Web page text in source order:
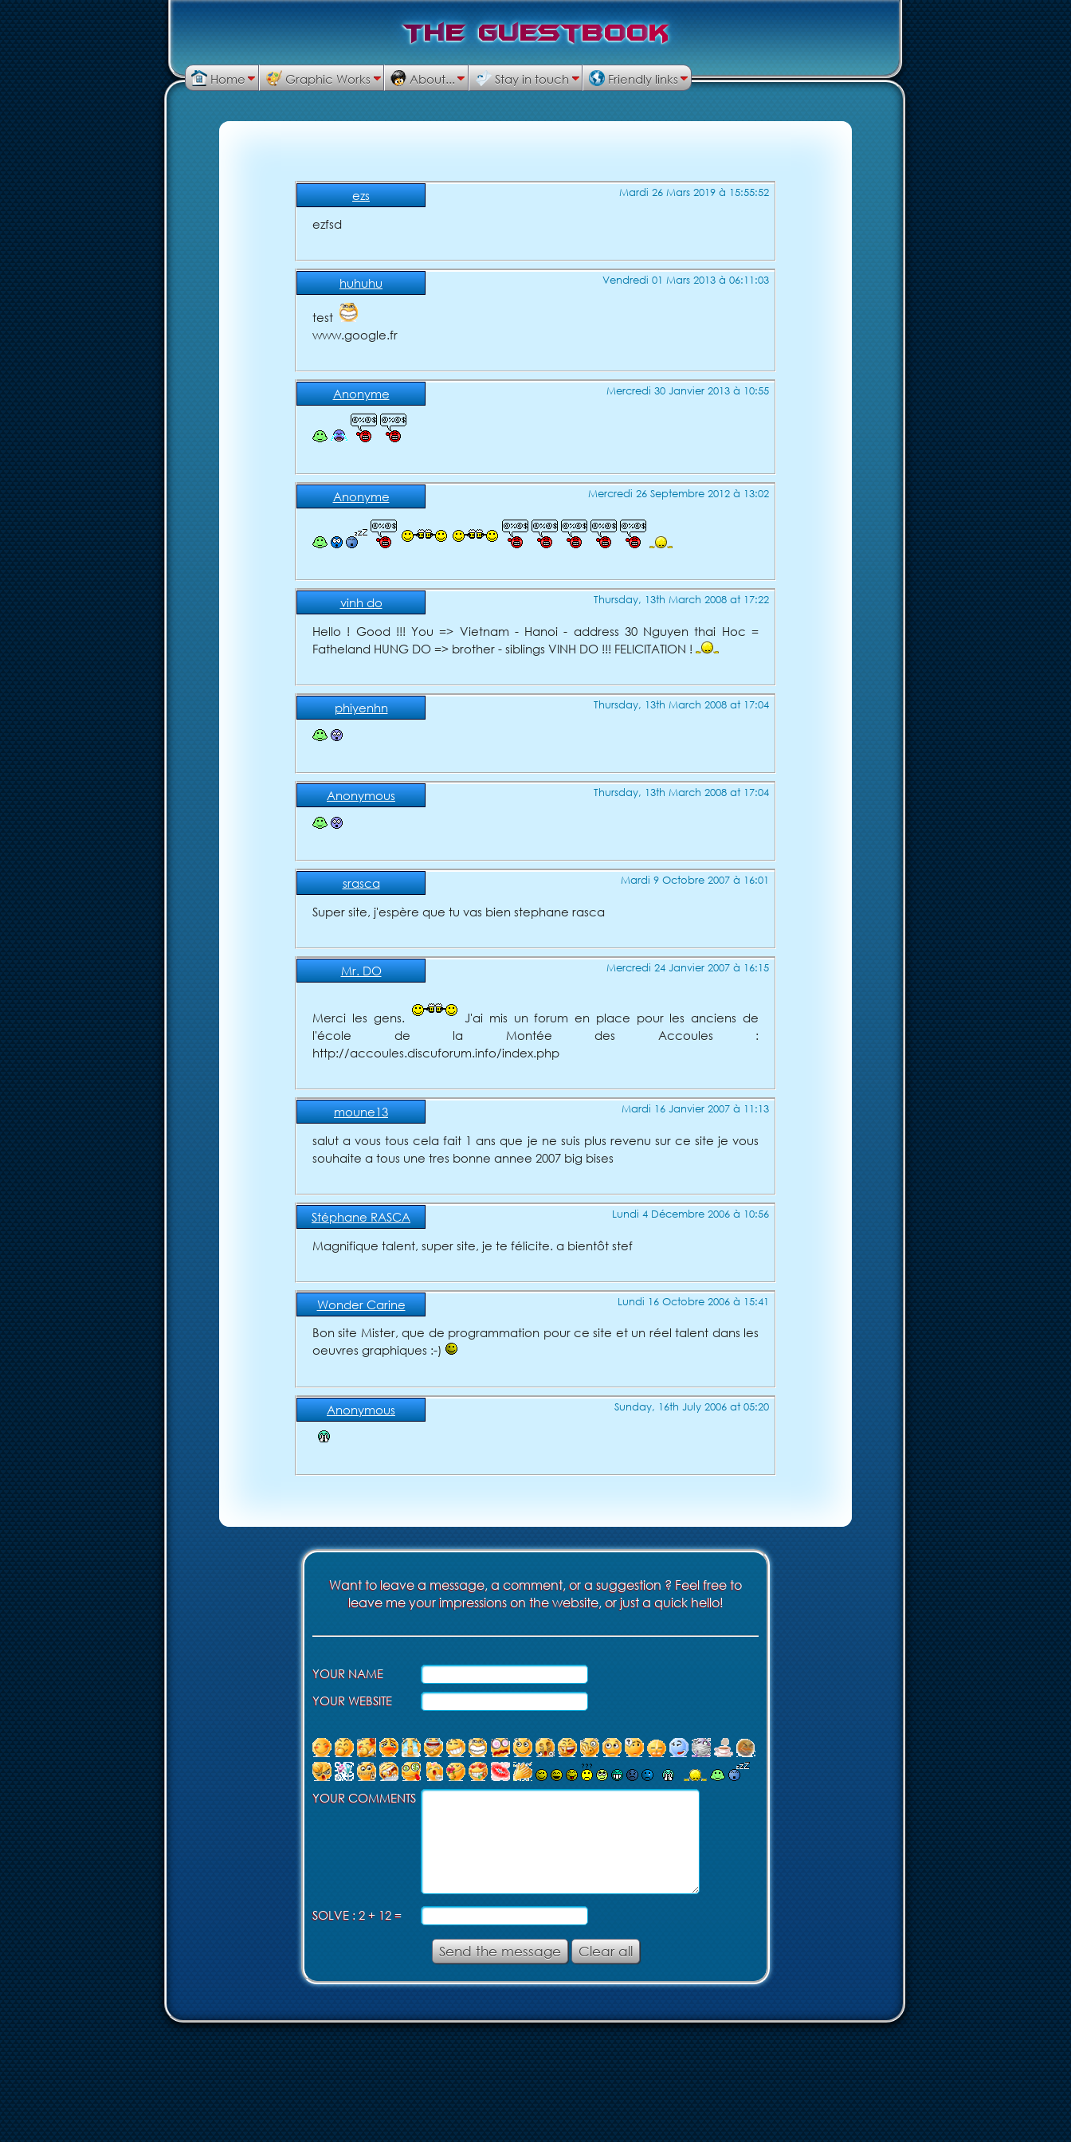
The Guestbook
Home Graphic Works About... Stay in touch Friendly links
ezs Mardi 26 Mars 2019 à 15:55:52
ezfsd
huhuhu Vendredi 01 Mars 2013 à 06:11:03
test
www.google.fr
Anonyme Mercredi 30 Janvier 2013 à 10:55
Anonyme Mercredi 26 Septembre 2012 à 13:02
vinh do Thursday, 13th March 2008 at 17:22
Hello ! Good !!! You => Vietnam - Hanoi - address 30 Nguyen thai Hoc =
Fatheland HUNG DO => brother - siblings VINH DO !!! FELICITATION !
phiyenhn Thursday, 13th March 2008 at 17:04
Anonymous Thursday, 13th March 2008 at 17:04
srasca Mardi 9 Octobre 2007 à 16:01
Super site, j'espère que tu vas bien stephane rasca
Mr. DO Mercredi 24 Janvier 2007 à 16:15
Merci les gens.
J'ai mis un forum en place pour les anciens de
l'école de la Montée des Accoules :
http://accoules.discuforum.info/index.php
moune13 Mardi 16 Janvier 2007 à 11:13
salut a vous tous cela fait 1 ans que je ne suis plus revenu sur ce site je vous
souhaite a tous une tres bonne annee 2007 big bises
Stéphane RASCA Lundi 4 Décembre 2006 à 10:56
Magnifique talent, super site, je te félicite. a bientôt stef
Wonder Carine Lundi 16 Octobre 2006 à 15:41
Bon site Mister, que de programmation pour ce site et un réel talent dans les
oeuvres graphiques :-)
Anonymous Sunday, 16th July 2006 at 05:20
Want to leave a message, a comment, or a suggestion ? Feel free to
leave me your impressions on the website, or just a quick hello!
YOUR NAME
YOUR WEBSITE
YOUR COMMENTS
SOLVE : 2 + 12 =